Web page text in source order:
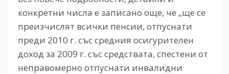
конкретни числа е записано още, че „ще се
преизчислят всички пенсии, отпуснати
преди 2010 г. със средния осигурителен
доход за 2009 г. със средствата, спестени от
неправомерно отпуснати инвалидни